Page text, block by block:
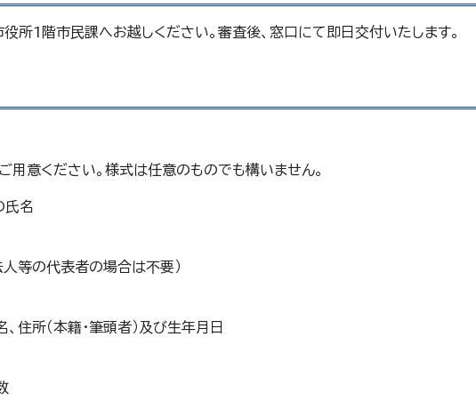
所1階市民課へお越しください。審査後、窓口にて即日交付いたします。
意ください。様式は任意のものでも構いません。
氏名
等の代表者の場合は不要）
住所（本籍・筆頭者）及び生年月日